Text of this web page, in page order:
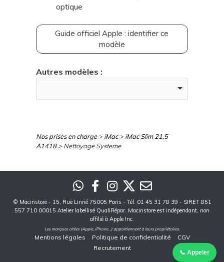
optique
Guide officiel Apple : identifier ce
modèle
Autres modèles :
Nos prises en charge> iMac> iMac Slim 21,5
A1418> Nettoyage Systeme
© Macinstore - 15, Rue Linné 75005 Paris - Tél. 01 45 31 78 39 - SIRET 851
557 710 00015 Atelier labellisé QualiRépar. Macinstore est indépendant, non
affilié à Apple Inc.
Les marques citées (Apple, iPhone...) appartiennent à leurs propriétaires.
Mentions légales Politique de confidentialité
CGV
Recrutement
📞 Appeler